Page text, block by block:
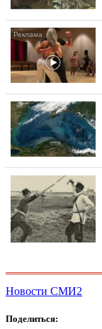
Новости СМИ2
Поделиться: